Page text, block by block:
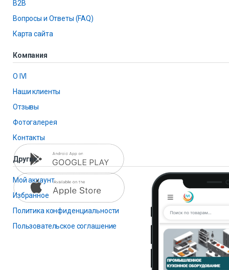
B2B
Вопросы и Ответы (FAQ)
Карта сайта
Компания
О IVI
Наши клиенты
Отзывы
Фотогалерея
Контакты
Другие
Мой аккаунт
Избранное
Политика конфиденциальности
Пользовательское соглашение